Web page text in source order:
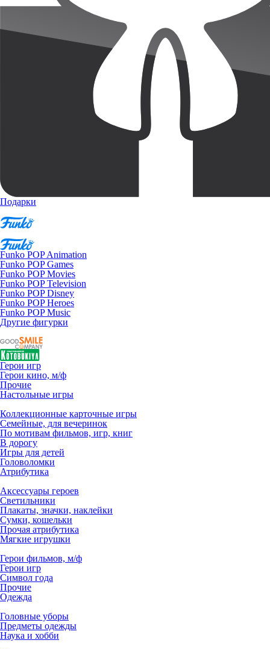
Подарки
Funko POP Animation
Funko POP Games
Funko POP Movies
Funko POP Television
Funko POP Disney
Funko POP Heroes
Funko POP Music
Другие фигурки
Герои игр
Герои кино, м/ф
Прочие
Настольные игры
Коллекционные карточные игры
Семейные, для вечеринок
По мотивам фильмов, игр, книг
В дорогу
Игры для детей
Головоломки
Атрибутика
Аксессуары героев
Светильники
Плакаты, значки, наклейки
Сумки, кошельки
Прочая атрибутика
Мягкие игрушки
Герои фильмов, м/ф
Герои игр
Символ года
Прочие
Одежда
Головные уборы
Предметы одежды
Наука и хобби